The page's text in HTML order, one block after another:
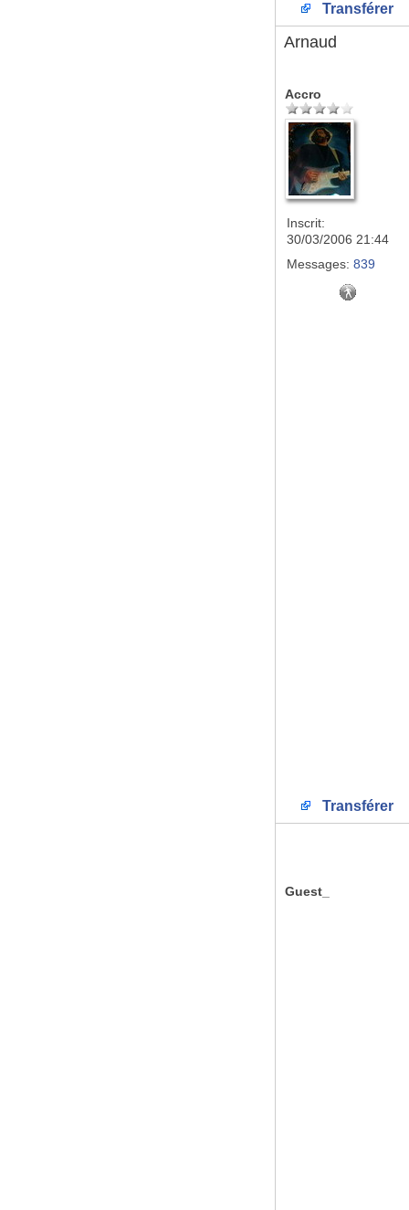
Transférer
Arnaud
Accro
Inscrit:
30/03/2006 21:44
Messages: 839
Transférer
Guest_